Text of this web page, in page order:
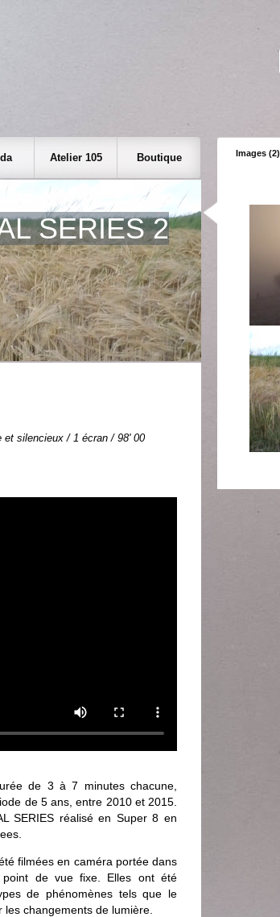
Images (2)
Atelier 105 Boutique
SERIES 2
et silencieux / 1 écran / 98' 00
de 3 à 7 minutes chacune,
de 5 ans, entre 2010 et 2015.
SERIES réalisé en Super 8 en
filmées en caméra portée dans
de vue fixe. Elles ont été
de phénomènes tels que le
changements de lumière.